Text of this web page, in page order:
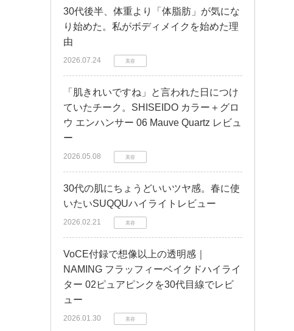
30代後半、体重より「体脂肪」が気にな
り始めた。私がボディメイクを始めた理
由
2026.07.24 美容
「肌きれいですね」と言われた日につけ
ていたチーク。SHISEIDO カラー＋グロ
ウ エンハンサー 06 Mauve Quartz レビュ
ー
2026.05.08 美容
30代の肌にちょうどいいツヤ感。春に使
いたいSUQQUハイライトレビュー
2026.02.21 美容
VoCE付録で想像以上の透明感｜
NAMING フラッフィーベイクドハイライ
ター 02ピュアピンクを30代目線でレビ
ュー
2026.01.30 美容